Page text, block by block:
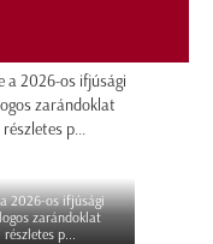
2026-os ifjúsági
zarándoklat
részletes p...